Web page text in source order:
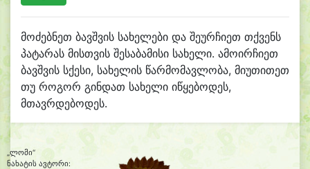
მოძებნეთ ბავშვის სახელები და შეურჩიეთ თქვენს
პატარას მისთვის შესაბამისი სახელი. ამოირჩიეთ
ბავშვის სქესი, სახელის წარმომავლობა, მიუთითეთ
თუ როგორ გინდათ სახელი იწყებოდეს,
მთავრდებოდეს.
„ლომი“
ნახატის ავტორი: